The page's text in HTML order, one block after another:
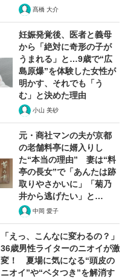
髙橋 大介
妊娠発覚後、医者と義母
から「絶対に奇形の子が
うまれる」と…9歳で“広
島原爆”を体験した女性が
明かす、それでも「う
む」と決めた理由
小山 美砂
元・商社マンの夫が京都
の老舗料亭に婿入りし
た“本当の理由” 妻は“料
亭の長女”で「あんたは跡
取りやさかいに」「菊乃
井から逃げたい」と…
中岡 愛子
「えっ、こんなに変わるの？」
36歳男性ライターのニオイが激
変！ 夏場に気になる“頭皮の
ニオイ”や“ベタつき”を解消す